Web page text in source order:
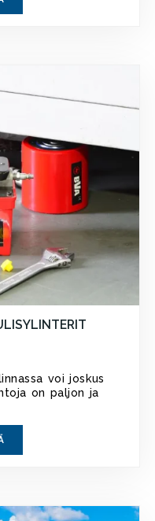
voi joskus
on paljon ja